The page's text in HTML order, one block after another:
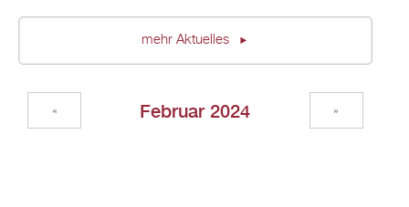
mehr Aktuelles
Februar 2024
« »